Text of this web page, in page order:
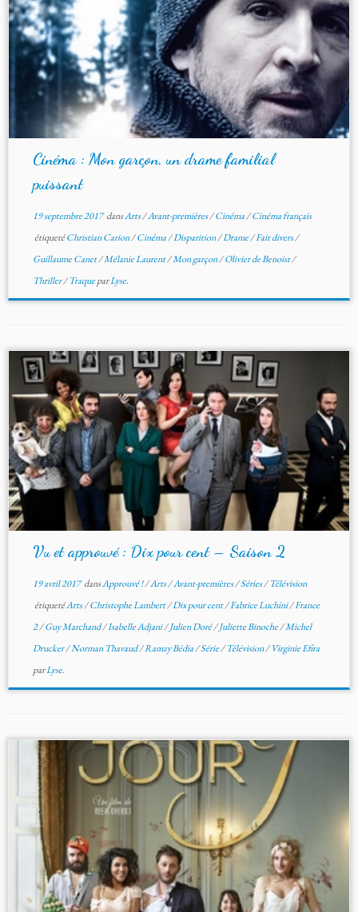
Cinéma : Mon garçon, un drame familial
puissant
19 septembre 2017dansArts/Avant-premières/Cinéma/Cinéma français
étiquetéChristian Carion/Cinéma/Disparition/Drame/Fait divers/
Guillaume Canet/Mélanie Laurent/Mon garçon/Olivier de Benoist/
Thriller/TraqueparLyse.
Vu et approuvé : Dix pour cent – Saison 2
19 avril 2017dansApprouvé !/Arts/Avant-premières/Séries/Télévision
étiquetéArts/Christophe Lambert/Dix pour cent/Fabrice Luchini/France
2/Guy Marchand/Isabelle Adjani/Julien Doré/Juliette Binoche/Michel
Drucker/Norman Thavaud/Ramzy Bédia/Série/Télévision/Virginie Efira
parLyse.